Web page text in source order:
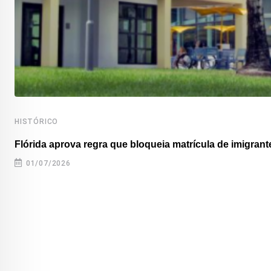
HISTÓRICO
Flórida aprova regra que bloqueia matrícula de
01/07/2026